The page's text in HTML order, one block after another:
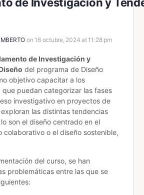
on 16 octubre, 2024 at 11:28 pm
de Investigación y
del programa de Diseño
objetivo capacitar a los
puedan categorizar las fases
investigativo en proyectos de
las distintas tendencias
son el diseño centrado en el
colaborativo o el diseño sostenible,
del curso, se han
problemáticas entre las que se